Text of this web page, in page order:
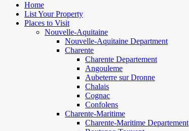
Home
List Your Property
Places to Visit
Nouvelle-Aquitaine
Nouvelle-Aquitaine Department
Charente
Charente Departement
Angouleme
Aubeterre sur Dronne
Chalais
Cognac
Confolens
Charente-Maritime
Charente-Maritime Departement